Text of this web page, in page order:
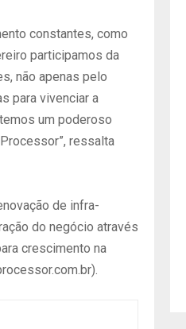
constantes, como
participamos da
não apenas pelo
para vivenciar a
um poderoso
ressalta
de infra-
do negócio através
crescimento na